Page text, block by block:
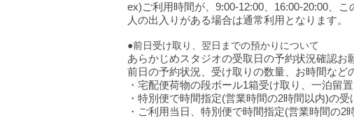
ex)ご利用時間が、9:00-12:00、16:00-20:00、
​人の出入りがある場合は通常利用となります。
●前日受け取り、翌日までの預かりについて
あらかじめスタジオの受取日の予約状況確認お
前日の予約状況、受け取りの数量、お時間など
・宅配便荷物の段ボール1箱受け取り、一泊留置
・特別便で時間指定(営業時間の2時間以内)の
・ご利用当日、特別便で時間指定(営業時間の2